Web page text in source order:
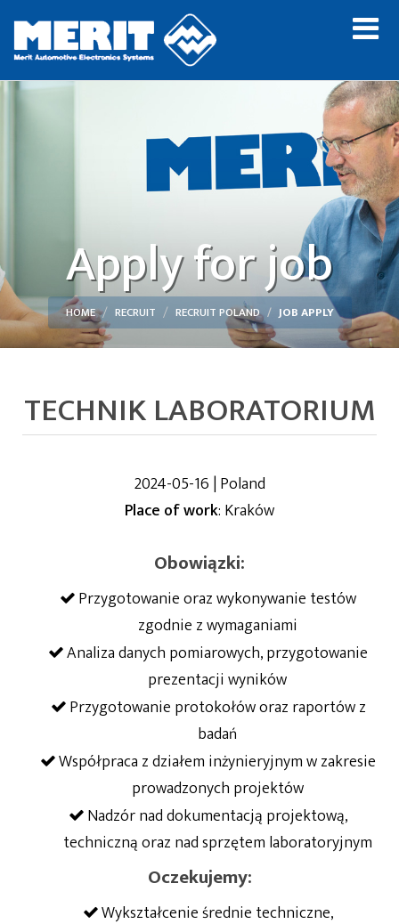
Apply for job
HOME RECRUIT RECRUIT POLAND JOB APPLY
TECHNIK LABORATORIUM
2024-05-16 | Poland
Place of work: Kraków
Obowiązki:
Przygotowanie oraz wykonywanie testów
zgodnie z wymaganiami
Analiza danych pomiarowych, przygotowanie
prezentacji wyników
Przygotowanie protokołów oraz raportów z
badań
Współpraca z działem inżynieryjnym w zakresie
prowadzonych projektów
Nadzór nad dokumentacją projektową,
techniczną oraz nad sprzętem laboratoryjnym
Oczekujemy:
Wykształcenie średnie techniczne,